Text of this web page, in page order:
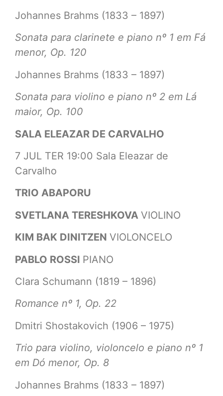
Johannes Brahms (1833 – 1897)
Sonata para clarinete e piano nº 1 em Fá
menor, Op. 120
Johannes Brahms (1833 – 1897)
Sonata para violino e piano nº 2 em Lá
maior, Op. 100
SALA ELEAZAR DE CARVALHO
7 JUL TER 19:00 Sala Eleazar de
Carvalho
TRIO ABAPORU
SVETLANA TERESHKOVA VIOLINO
KIM BAK DINITZEN VIOLONCELO
PABLO ROSSI PIANO
Clara Schumann (1819 – 1896)
Romance nº 1, Op. 22
Dmitri Shostakovich (1906 – 1975)
Trio para violino, violoncelo e piano nº 1
em Dó menor, Op. 8
Johannes Brahms (1833 – 1897)